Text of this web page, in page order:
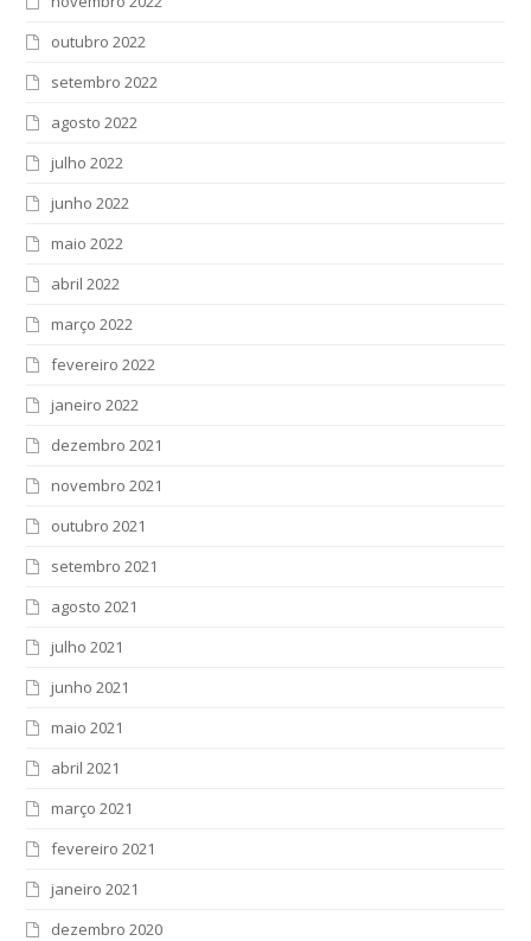
outubro 2022
setembro 2022
agosto 2022
julho 2022
junho 2022
maio 2022
abril 2022
março 2022
fevereiro 2022
janeiro 2022
dezembro 2021
novembro 2021
outubro 2021
setembro 2021
agosto 2021
julho 2021
junho 2021
maio 2021
abril 2021
março 2021
fevereiro 2021
janeiro 2021
dezembro 2020